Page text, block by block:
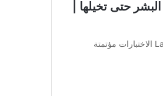
حتى تخيلها |
[ad_1] جيمس فيلد ، المؤسس والرئيس التنفيذي لشركة LabGenius. الصورة: LabGenius الاختبارات مؤتمتة